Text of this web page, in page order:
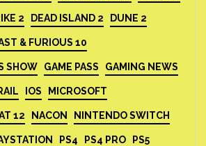
2 DEAD ISLAND 2 DUNE 2
& FURIOUS 10
SHOW GAME PASS GAMING NEWS
IOS MICROSOFT
12 NACON NINTENDO SWITCH
PS4 PS4 PRO PS5